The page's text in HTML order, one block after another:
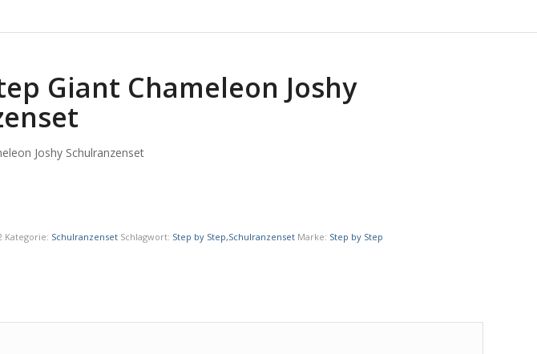
Giant Chameleon Joshy
Joshy Schulranzenset
Kategorie: Schulranzenset Schlagwort: Step by Step,Schulranzenset Marke: Step by Step